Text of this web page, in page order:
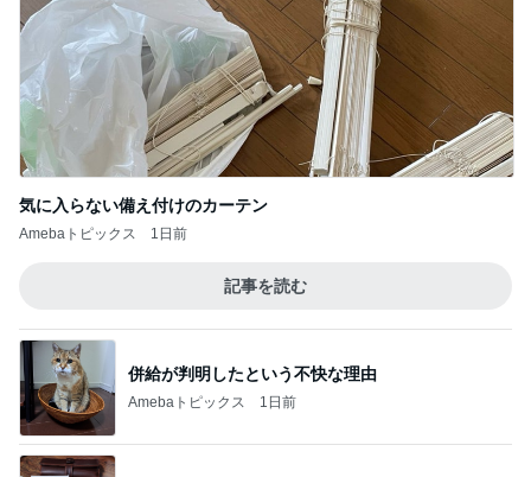
気に入らない備え付けのカーテン
Amebaトピックス 1日前
記事を読む
併給が判明したという不快な理由
Amebaトピックス 1日前